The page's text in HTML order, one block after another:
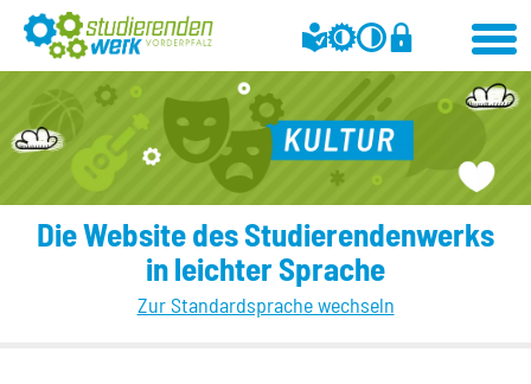
Die Website des Studierendenwerks
in leichter Sprache
Zur Standardsprache wechseln